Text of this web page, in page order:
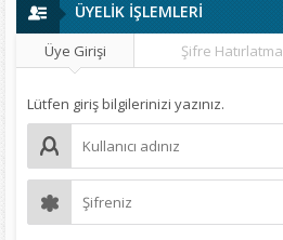
ÜYELİK İŞLEMLERİ
Üye Girişi Şifre Hatırlatma
Lütfen giriş bilgilerinizi yazınız.